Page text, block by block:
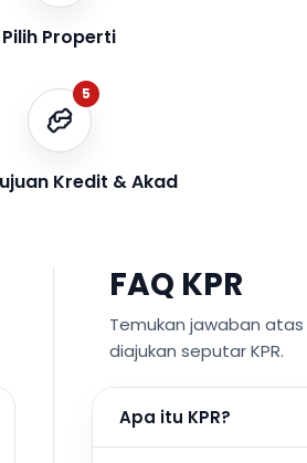
Pilih Properti
5
Kredit & Akad
FAQ KPR
Temukan jawaban
diajukan seputar KPR.
Apa itu KPR?